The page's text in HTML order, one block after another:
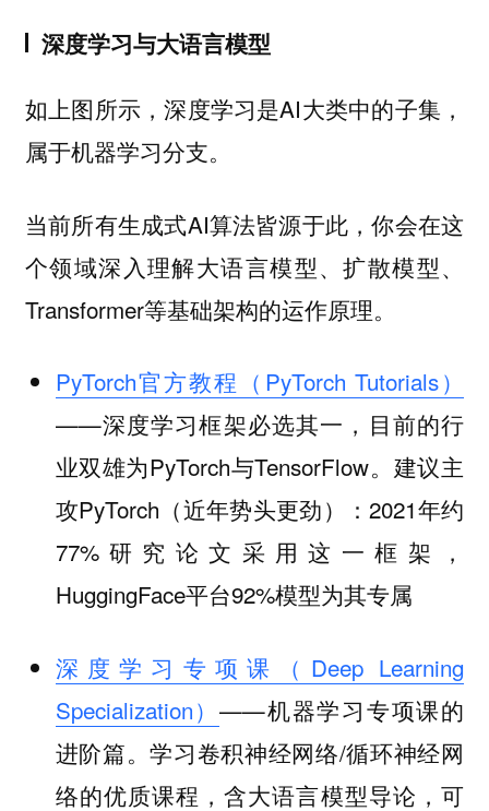
深度学习与大语言模型
如上图所示，深度学习是AI大类中的子集，
属于机器学习分支。
当前所有生成式AI算法皆源于此，你会在这
个领域深入理解大语言模型、扩散模型、
Transformer等基础架构的运作原理。
PyTorch官方教程（PyTorch Tutorials）
——深度学习框架必选其一，目前的行
业双雄为PyTorch与TensorFlow。建议主
攻PyTorch（近年势头更劲）：2021年约
77%研究论文采用这一框架，
HuggingFace平台92%模型为其专属
深度学习专项课（Deep Learning
Specialization）——机器学习专项课的
进阶篇。学习卷积神经网络/循环神经网
络的优质课程，含大语言模型导论，可